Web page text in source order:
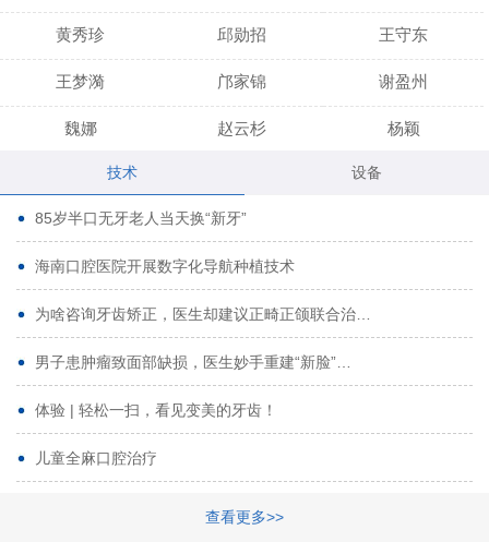
黄秀珍 邱勋招 王守东
王梦漪 邝家锦 谢盈州
魏娜 赵云杉 杨颖
黄启龙
代艳虹 林芳诚
曹香林 姜炳华
姚宗将 梁春晓
林夏羽 颜晶
路娜 商晔
周碧玲
技术 设备
85岁半口无牙老人当天换“新牙”
海南口腔医院开展数字化导航种植技术
为啥咨询牙齿矫正，医生却建议正畸正颌联合治…
男子患肿瘤致面部缺损，医生妙手重建“新脸”…
体验 | 轻松一扫，看见变美的牙齿！
儿童全麻口腔治疗
查看更多>>